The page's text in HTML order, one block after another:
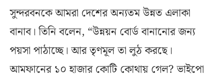
সুন্দরবনকে আমরা দেশের অন্যতম উন্নত এলাকা
বানাব। তিনি বলেন, “উন্নয়ন বোর্ড বানানোর জন্য
পয়সা পাঠাচ্ছে। আর তৃণমূল তা লুঠ করছে।
আমফানের ১০ হাজার কোটি কোথায় গেল? ভাইপো